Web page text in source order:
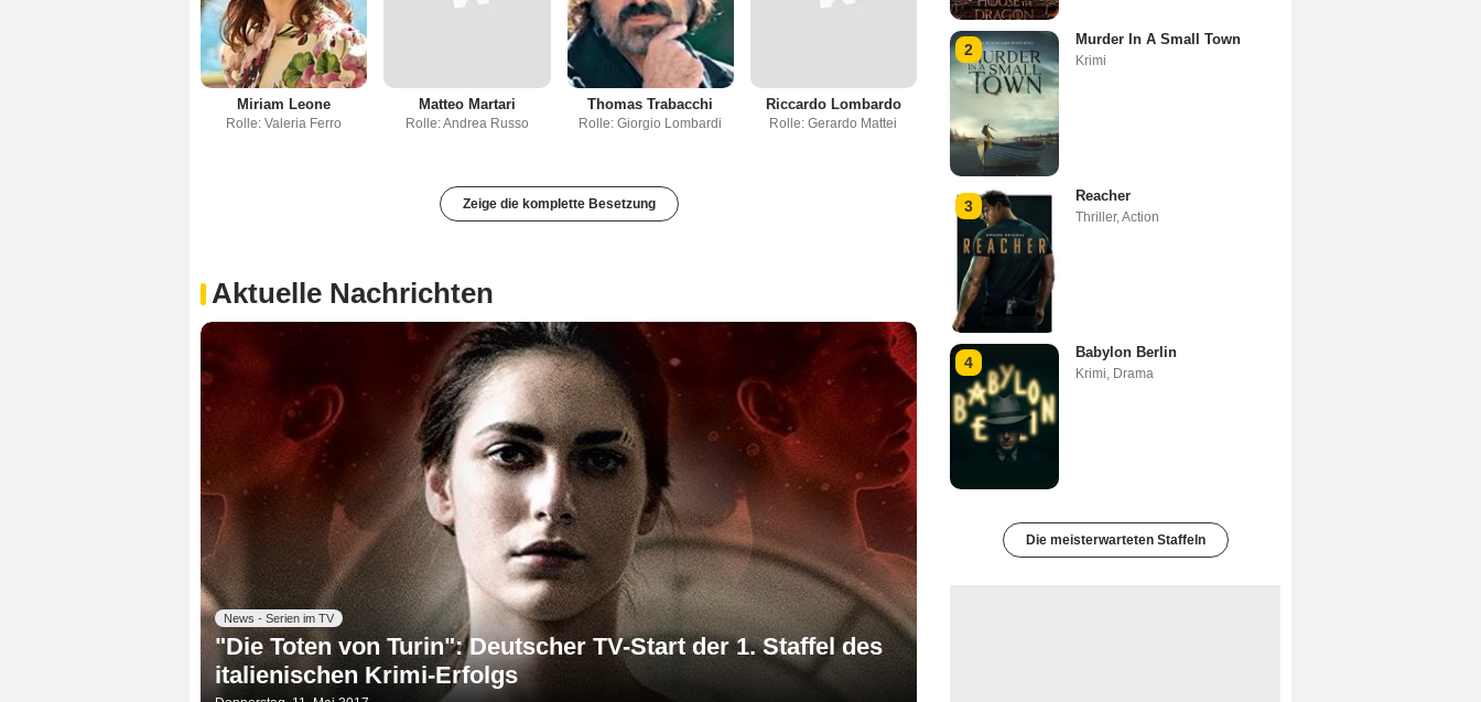
Miriam Leone
Rolle: Valeria Ferro
Matteo Martari
Rolle: Andrea Russo
Thomas Trabacchi
Rolle: Giorgio Lombardi
Riccardo Lombardo
Rolle: Gerardo Mattei
Zeige die komplette Besetzung
Aktuelle Nachrichten
News - Serien im TV
"Die Toten von Turin": Deutscher TV-Start der 1. Staffel des
italienischen Krimi-Erfolgs
2
Murder In A Small Town
Krimi
3
Reacher
Thriller,Action
4
Babylon Berlin
Krimi, Drama
Die meisterwarteten Staffeln